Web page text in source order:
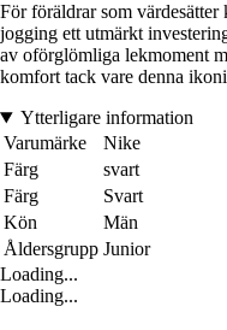
För föräldrar som värdesätter
jogging ett utmärkt
av oförglömliga lekmoment
komfort tack vare denna
Ytterligare information
Varumärke
Nike
Färg
svart
Färg
Svart
Kön
Män
Åldersgrupp Junior
Loading...
Loading...